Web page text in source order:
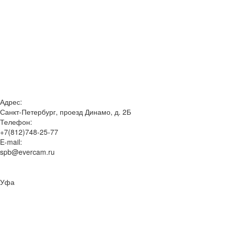
Адрес:
Санкт-Петербург, проезд Динамо, д. 2Б
Телефон:
+7(812)748-25-77
E-mail:
spb@evercam.ru
Уфа